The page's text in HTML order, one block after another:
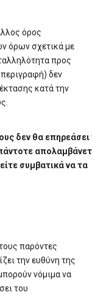
όρος
όρων σχετικά με
προς
δεν
κατά την
δεν θα επηρεάσει
συμβατικά να τα
παρόντες
την ευθύνη της
νόμιμα να
του